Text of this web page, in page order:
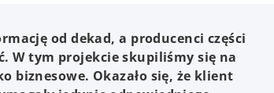
od dekad, a producenci części
W tym projekcie skupiliśmy się na
Okazało się, że klient